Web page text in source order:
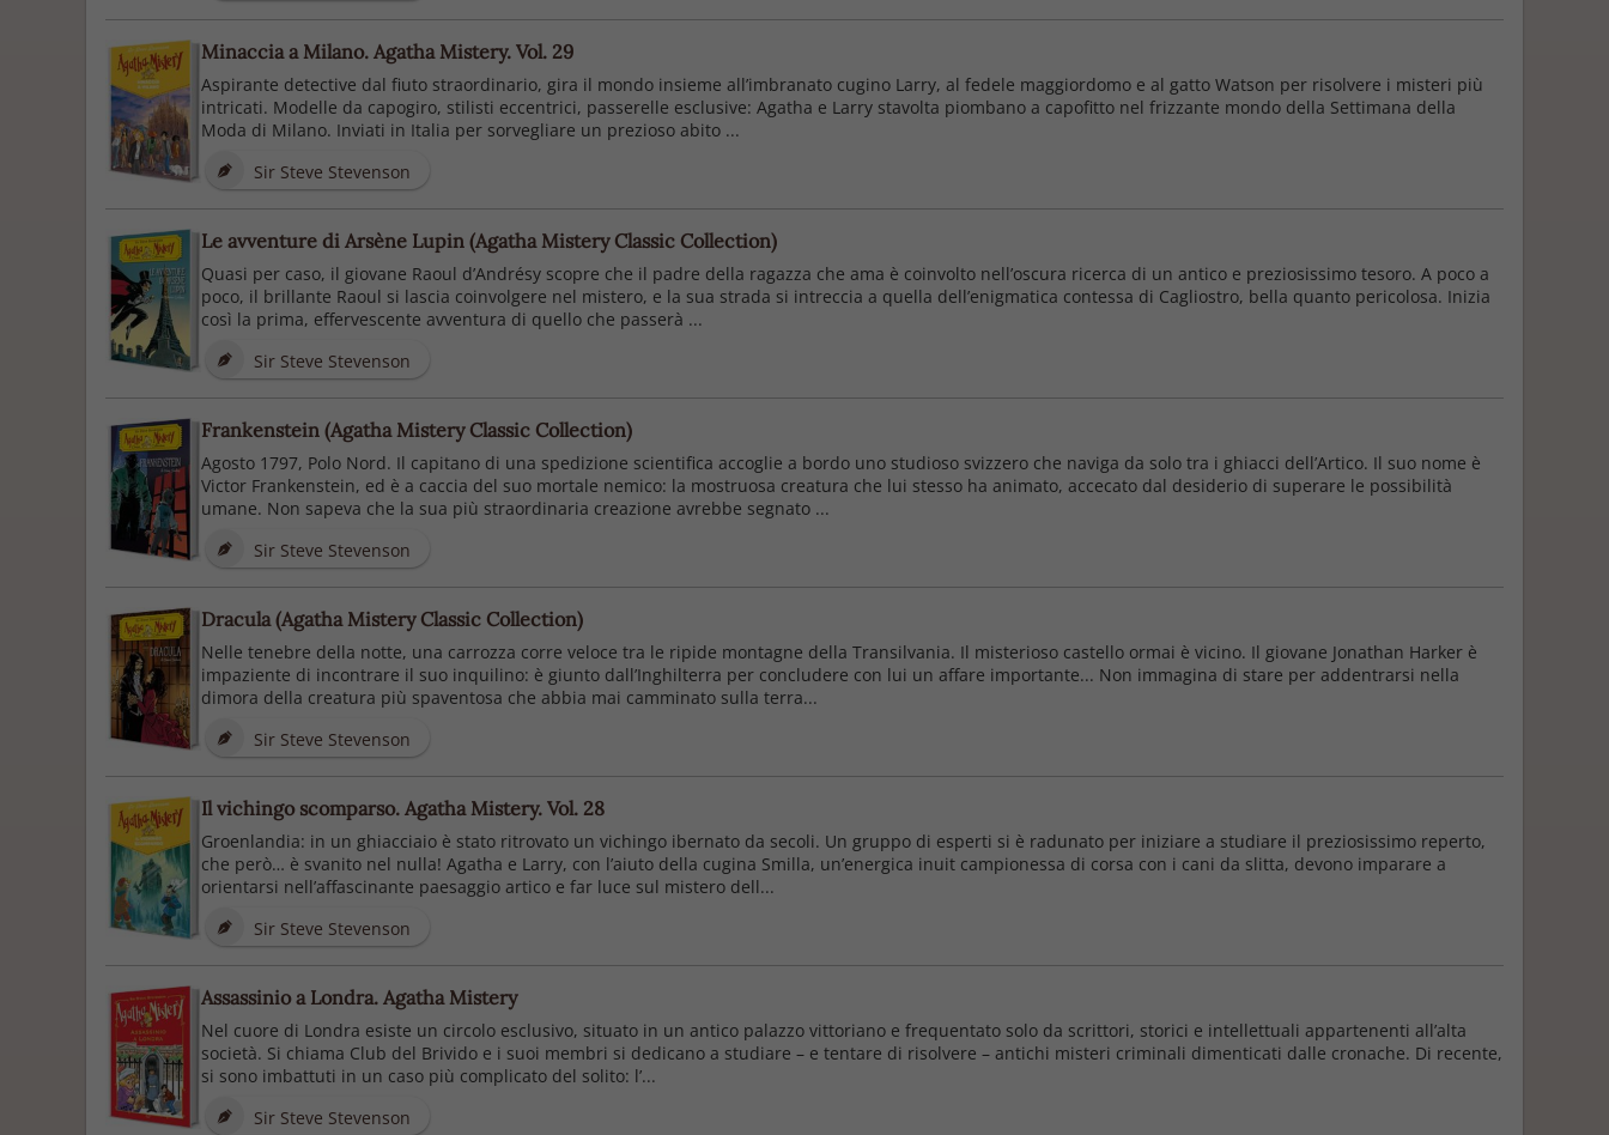
Minaccia a Milano. Agatha Mistery. Vol. 29
Aspirante detective dal fiuto straordinario, gira il mondo insieme all’imbranato cugino Larry, al fedele maggiordomo e al gatto Watson per risolvere i misteri più
intricati. Modelle da capogiro, stilisti eccentrici, passerelle esclusive: Agatha e Larry stavolta piombano a capofitto nel frizzante mondo della Settimana della
Moda di Milano. Inviati in Italia per sorvegliare un prezioso abito ...
Sir Steve Stevenson
Le avventure di Arsène Lupin (Agatha Mistery Classic Collection)
Quasi per caso, il giovane Raoul d’Andrésy scopre che il padre della ragazza che ama è coinvolto nell’oscura ricerca di un antico e preziosissimo tesoro. A poco a
poco, il brillante Raoul si lascia coinvolgere nel mistero, e la sua strada si intreccia a quella dell’enigmatica contessa di Cagliostro, bella quanto pericolosa. Inizia
così la prima, effervescente avventura di quello che passerà ...
Sir Steve Stevenson
Frankenstein (Agatha Mistery Classic Collection)
Agosto 1797, Polo Nord. Il capitano di una spedizione scientifica accoglie a bordo uno studioso svizzero che naviga da solo tra i ghiacci dell’Artico. Il suo nome è
Victor Frankenstein, ed è a caccia del suo mortale nemico: la mostruosa creatura che lui stesso ha animato, accecato dal desiderio di superare le possibilità
umane. Non sapeva che la sua più straordinaria creazione avrebbe segnato ...
Sir Steve Stevenson
Dracula (Agatha Mistery Classic Collection)
Nelle tenebre della notte, una carrozza corre veloce tra le ripide montagne della Transilvania. Il misterioso castello ormai è vicino. Il giovane Jonathan Harker è
impaziente di incontrare il suo inquilino: è giunto dall’Inghilterra per concludere con lui un affare importante... Non immagina di stare per addentrarsi nella
dimora della creatura più spaventosa che abbia mai camminato sulla terra...
Sir Steve Stevenson
Il vichingo scomparso. Agatha Mistery. Vol. 28
Groenlandia: in un ghiacciaio è stato ritrovato un vichingo ibernato da secoli. Un gruppo di esperti si è radunato per iniziare a studiare il preziosissimo reperto,
che però… è svanito nel nulla! Agatha e Larry, con l’aiuto della cugina Smilla, un’energica inuit campionessa di corsa con i cani da slitta, devono imparare a
orientarsi nell’affascinante paesaggio artico e far luce sul mistero dell...
Sir Steve Stevenson
Assassinio a Londra. Agatha Mistery
Nel cuore di Londra esiste un circolo esclusivo, situato in un antico palazzo vittoriano e frequentato solo da scrittori, storici e intellettuali appartenenti all’alta
società. Si chiama Club del Brivido e i suoi membri si dedicano a studiare – e tentare di risolvere – antichi misteri criminali dimenticati dalle cronache. Di recente,
si sono imbattuti in un caso più complicato del solito: l’...
Sir Steve Stevenson